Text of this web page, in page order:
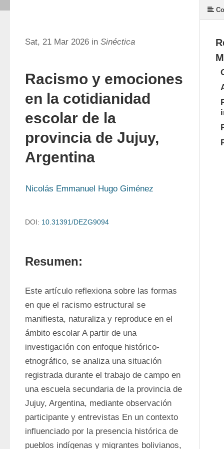
Sat, 21 Mar 2026 in Sinéctica
Racismo y emociones
en la cotidianidad
escolar de la
provincia de Jujuy,
Argentina
Nicolás Emmanuel Hugo Giménez
DOI: 10.31391/DEZG9094
Resumen:
Este artículo reflexiona sobre las formas
en que el racismo estructural se
manifiesta, naturaliza y reproduce en el
ámbito escolar A partir de una
investigación con enfoque histórico-
etnográfico, se analiza una situación
registrada durante el trabajo de campo en
una escuela secundaria de la provincia de
Jujuy, Argentina, mediante observación
participante y entrevistas En un contexto
influenciado por la presencia histórica de
pueblos indígenas y migrantes bolivianos,